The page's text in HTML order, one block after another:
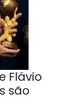
Flávio
são